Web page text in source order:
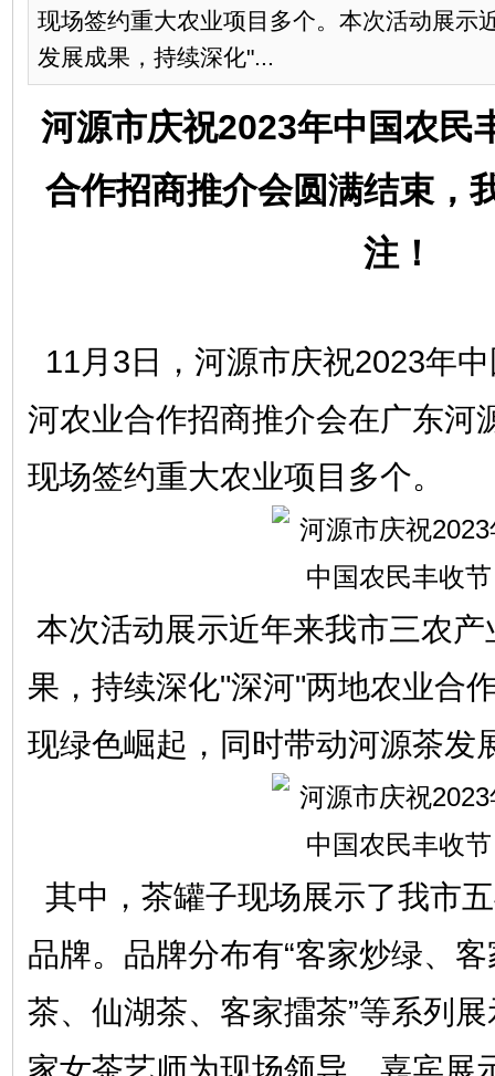
现场签约重大农业项目多个。本次活动展示
发展成果，持续深化"...
河源市庆祝2023年中国农民
合作招商推介会圆满结束，
注！
11月3日，河源市庆祝2023年
河农业合作招商推介会在广东河
现场签约重大农业项目多个。
本次活动展示近年来我市三农
果，持续深化"深河"两地农业合
现绿色崛起，同时带动河源茶发
其中，茶罐子现场展示了我市
品牌。品牌分布有“客家炒绿、
茶、仙湖茶、客家擂茶”等系列